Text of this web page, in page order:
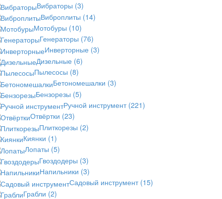
Вибраторы (3)
Виброплиты (14)
Мотобуры (10)
Генераторы (76)
Инверторные (3)
Дизельные (6)
Пылесосы (8)
Бетономешалки (3)
Бензорезы (5)
Ручной инструмент (221)
Отвёртки (23)
Плиткорезы (2)
Киянки (1)
Лопаты (5)
Гвоздодеры (3)
Напильники (3)
Садовый инструмент (15)
Грабли (2)